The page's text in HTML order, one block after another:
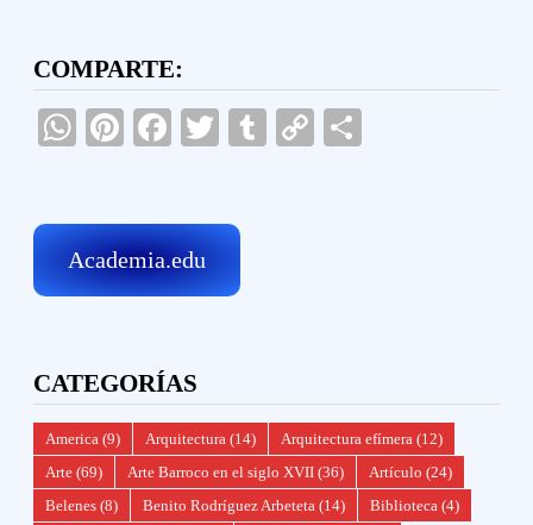
COMPARTE:
WhatsApp
Pinterest
Facebook
TwitterTumblr
Copy
Academia.edu
CATEGORÍAS
America (9) Arquitectura (14) Arquitectura efímera (12)
Arte (69) Arte Barroco en el siglo XVII (36) Artículo (24)
Belenes (8) Benito Rodríguez Arbeteta (14) Biblioteca (4)